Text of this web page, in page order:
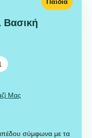
Βασική
Μας
σύμφωνα με τα